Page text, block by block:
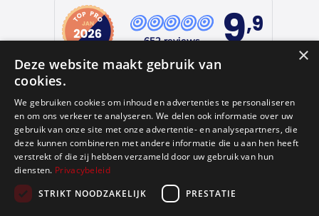
652 reviews 9,9
provided by
Google Reviews
4.9
×
Deze website maakt gebruik van
cookies.
We gebruiken cookies om inhoud en advertenties te personaliseren
en om ons verkeer te analyseren. We delen ook informatie over uw
gebruik van onze site met onze advertentie- en analysepartners, die
deze kunnen combineren met andere informatie die u aan hen heeft
verstrekt of die zij hebben verzameld door uw gebruik van hun
diensten. Privacybeleid
STRIKT NOODZAKELIJK
PRESTATIE